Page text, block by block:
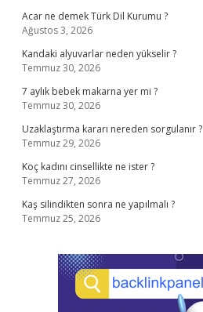
Acar ne demek Türk Dil Kurumu ?
Ağustos 3, 2026
Kandaki alyuvarlar neden yükselir ?
Temmuz 30, 2026
7 aylık bebek makarna yer mi ?
Temmuz 30, 2026
Uzaklaştırma kararı nereden sorgulanır ?
Temmuz 29, 2026
Koç kadını cinsellikte ne ister ?
Temmuz 27, 2026
Kaş silindikten sonra ne yapılmalı ?
Temmuz 25, 2026